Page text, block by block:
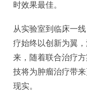
时效果最佳。
从实验室到临床一
疗始终以创新为翼
来，随着联合治疗
技将为肿瘤治疗带
现实。